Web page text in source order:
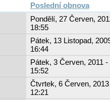
Poslední obnova
Pondělí, 27 Červen,
18:55
Pátek, 13 Listopad,
16:44
Pátek, 3 Červen, 2011 -
15:52
Čtvrtek, 6 Červen,
12:21